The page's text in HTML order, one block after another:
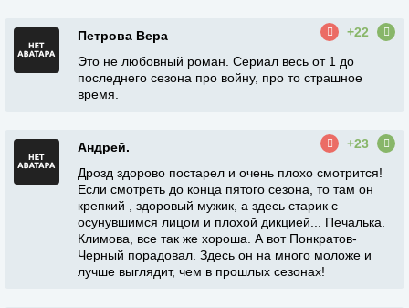
Петрова Вера
+22
Это не любовный роман. Сериал весь от 1 до
последнего сезона про войну, про то страшное
время.
Андрей.
+23
Дрозд здорово постарел и очень плохо смотрится!
Если смотреть до конца пятого сезона, то там он
крепкий , здоровый мужик, а здесь старик с
осунувшимся лицом и плохой дикцией... Печалька.
Климова, все так же хороша. А вот Понкратов-
Черный порадовал. Здесь он на много моложе и
лучше выглядит, чем в прошлых сезонах!